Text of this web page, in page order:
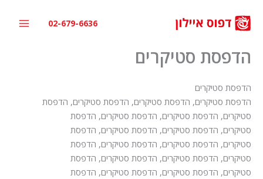
לתוכן
02-679-6636
הדפסת סטיקרים
הדפסת סטיקרים
הדפסת סטיקרים, הדפסת סטיקרים, הדפסת סטיקרים, הדפסת
סטיקרים, הדפסת סטיקרים, הדפסת סטיקרים, הדפסת
סטיקרים, הדפסת סטיקרים, הדפסת סטיקרים, הדפסת
סטיקרים, הדפסת סטיקרים, הדפסת סטיקרים, הדפסת
סטיקרים, הדפסת סטיקרים, הדפסת סטיקרים, הדפסת
סטיקרים, הדפסת סטיקרים, הדפסת סטיקרים, הדפסת